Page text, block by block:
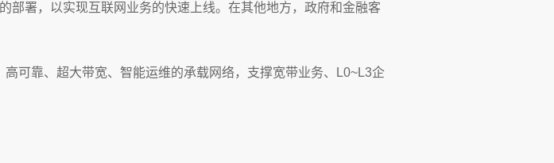
部署，以实现互联网业务的快速上线。在其他地方，政府和金融客
可靠、超大带宽、智能运维的承载网络，支撑宽带业务、L0~L3企